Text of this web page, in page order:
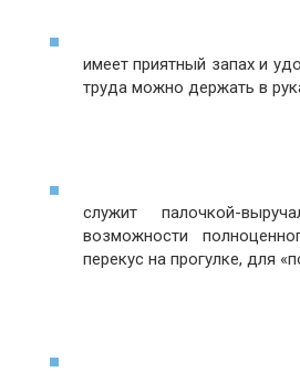
имеет приятный запах и
труда можно держать в
служит палочкой-
возможности
перекус на прогулке, для